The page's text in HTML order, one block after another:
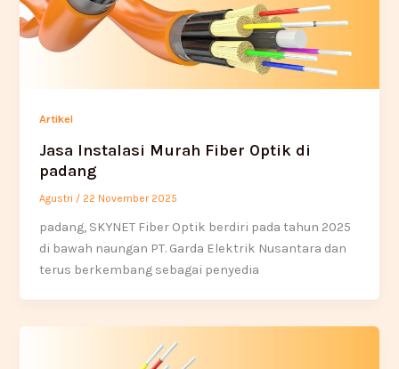
Artikel
Jasa Instalasi Murah Fiber Optik di
padang
Agustri / 22 November 2025
padang, SKYNET Fiber Optik berdiri pada tahun 2025
di bawah naungan PT. Garda Elektrik Nusantara dan
terus berkembang sebagai penyedia